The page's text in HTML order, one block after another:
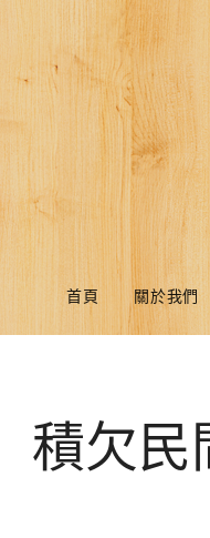
首頁 關於我們
積欠民